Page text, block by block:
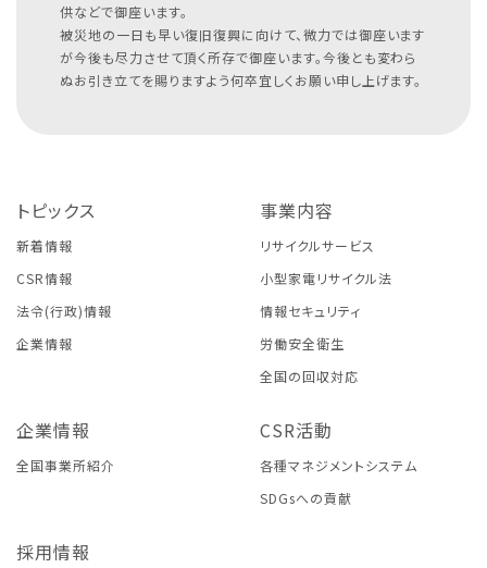
供などで御座います。
被災地の一日も早い復旧復興に向けて、微力では御座います
が今後も尽力させて頂く所存で御座います。今後とも変わら
ぬお引き立てを賜りますよう何卒宜しくお願い申し上げます。
トピックス
新着情報
CSR情報
法令(行政)情報
企業情報
事業内容
リサイクルサービス
小型家電リサイクル法
情報セキュリティ
労働安全衛生
全国の回収対応
企業情報
全国事業所紹介
CSR活動
各種マネジメントシステム
SDGsへの貢献
採用情報